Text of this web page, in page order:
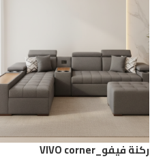
ركنة فيفو_VIVO corner